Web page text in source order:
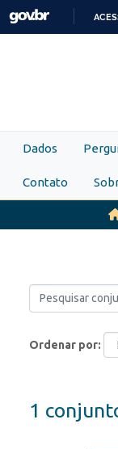
Skip to main content
Dados
Contato
Ordenar por
1